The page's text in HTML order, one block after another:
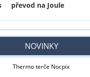
převod na Joule
NOVINKY
Thermo terče Nocpix